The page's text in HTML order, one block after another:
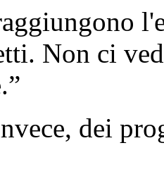
Non ci
dei